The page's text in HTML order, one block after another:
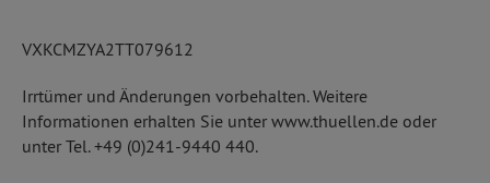
VXKCMZYA2TT079612
Irrtümer und Änderungen vorbehalten. Weitere
Informationen erhalten Sie unter www.thuellen.de oder
unter Tel. +49 (0)241-9440 440.